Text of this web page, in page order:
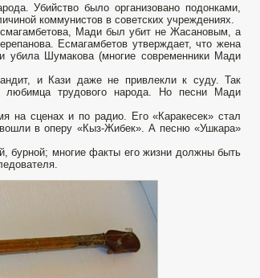
Убийство было организовано подонками,
коммунистов в советских учреждениях.
Мади был убит не Жасановым, а
Есмагамбетов утверждает, что жена
убила Шумакова (многие современники Мади
и Кази даже не привлекли к суду. Так
любимца трудового народа. Но песни Мади
на сценах и по радио. Его «Каракесек» стал
в оперу «Кыз-Жибек». А песню «Ушкара»
бурной; многие факты его жизни должны быть